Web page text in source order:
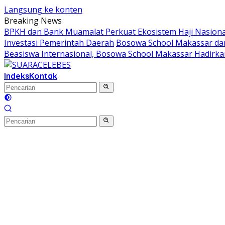
Langsung ke konten
Breaking News
BPKH dan Bank Muamalat Perkuat Ekosistem Haji
Investasi Pemerintah Daerah Bosowa School Makassar
Beasiswa Internasional, Bosowa School Makassar
IndeksKontak